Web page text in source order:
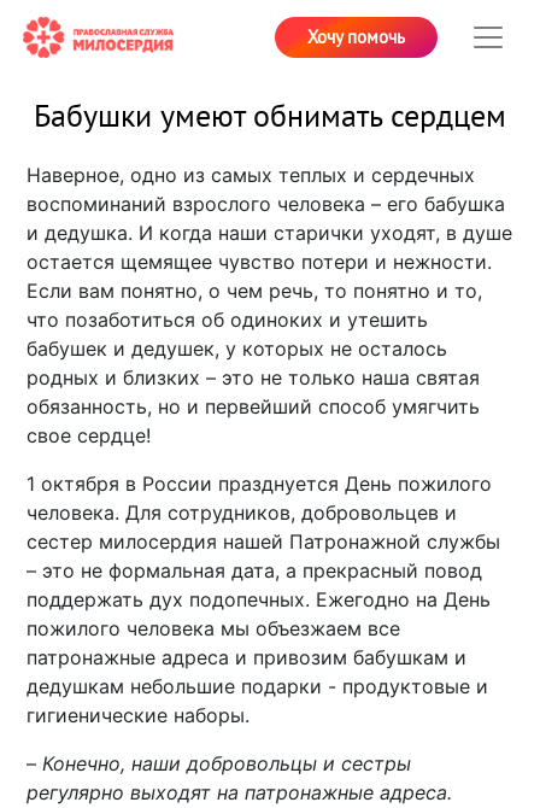
Хочу помочь
Бабушки умеют обнимать сердцем
Наверное, одно из самых теплых и сердечных
воспоминаний взрослого человека – его бабушка
и дедушка. И когда наши старички уходят, в душе
остается щемящее чувство потери и нежности.
Если вам понятно, о чем речь, то понятно и то,
что позаботиться об одиноких и утешить
бабушек и дедушек, у которых не осталось
родных и близких – это не только наша святая
обязанность, но и первейший способ умягчить
свое сердце!
1 октября в России празднуется День пожилого
человека. Для сотрудников, добровольцев и
сестер милосердия нашей Патронажной службы
– это не формальная дата, а прекрасный повод
поддержать дух подопечных. Ежегодно на День
пожилого человека мы объезжаем все
патронажные адреса и привозим бабушкам и
дедушкам небольшие подарки - продуктовые и
гигиенические наборы.
–Конечно, наши добровольцы и сестры
регулярно выходят на патронажные адреса.